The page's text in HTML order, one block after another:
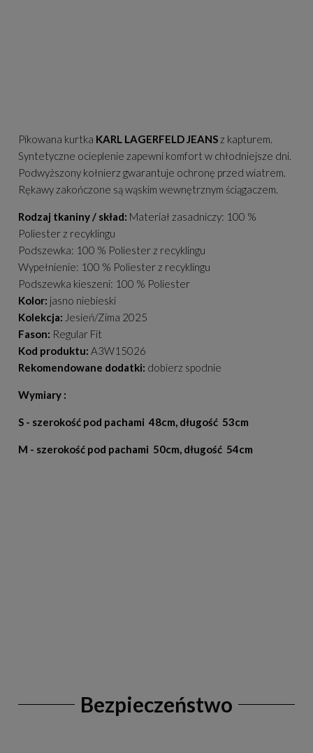
Pikowana kurtka KARL LAGERFELD JEANS z kapturem.
Syntetyczne ocieplenie zapewni komfort w chłodniejsze dni.
Podwyższony kołnierz gwarantuje ochronę przed wiatrem.
Rękawy zakończone są wąskim wewnętrznym ściągaczem.
Rodzaj tkaniny / skład: Materiał zasadniczy: 100 %
Poliester z recyklingu
Podszewka: 100 % Poliester z recyklingu
Wypełnienie: 100 % Poliester z recyklingu
Podszewka kieszeni: 100 % Poliester
Kolor: jasno niebieski
Kolekcja: Jesień/Zima 2025
Fason: Regular Fit
Kod produktu: A3W15026
Rekomendowane dodatki: dobierz spodnie
Wymiary :
S - szerokość pod pachami 48cm, długość 53cm
M - szerokość pod pachami 50cm, długość 54cm
Bezpieczeństwo